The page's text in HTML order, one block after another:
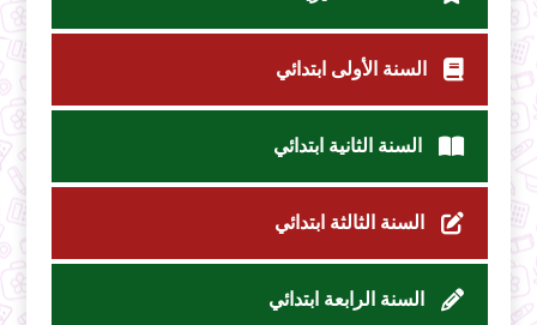
السنة الأولى ابتدائي
السنة الثانية ابتدائي
السنة الثالثة ابتدائي
السنة الرابعة ابتدائي